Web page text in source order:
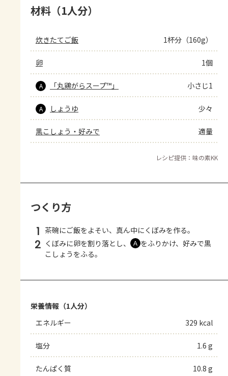
材料（1人分）
炊きたてご飯 1杯分（160g）
卵 1個
A 「丸鶏がらスープ™」 小さじ1
A しょうゆ 少々
黒こしょう・好みで 適量
レシピ提供：味の素KK
つくり方
1 茶碗にご飯をよそい、真ん中にくぼみを作る。
2 くぼみに卵を割り落とし、 Ａ をふりかけ、好みで黒
こしょうをふる。
栄養情報（1人分）
エネルギー
329 kcal
塩分 1.6 g
たんぱく質 10.8 g